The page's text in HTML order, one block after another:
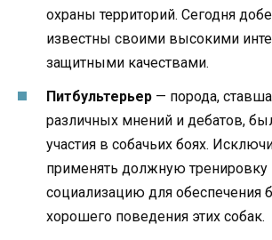
охраны территорий. Сегодня
известны своими высокими
защитными качествами.
Питбультерьер — порода,
различных мнений и дебатов,
участия в собачьих боях.
применять должную тренировку
социализацию для обеспечения
хорошего поведения этих собак.